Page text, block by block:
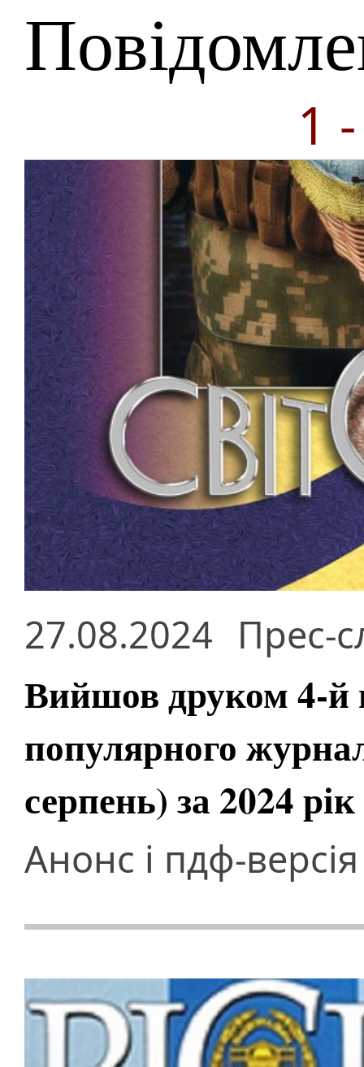
1
27.08.2024 Прес-
Вийшов друком 4-й
популярного
серпень) за 2024 рік
Анонс і пдф-